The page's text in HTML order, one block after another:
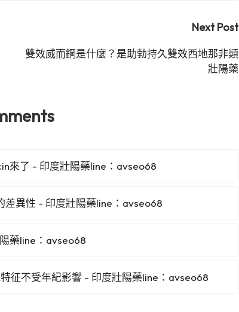
Next Post
雙效威而鋼是什麼？是助勃持久雙效西地那非類
壯陽藥
來了 - 印度壯陽藥line：avseo68
異性 - 印度壯陽藥line：avseo68
藥line：avseo68
征不受年紀影響 - 印度壯陽藥line：avseo68